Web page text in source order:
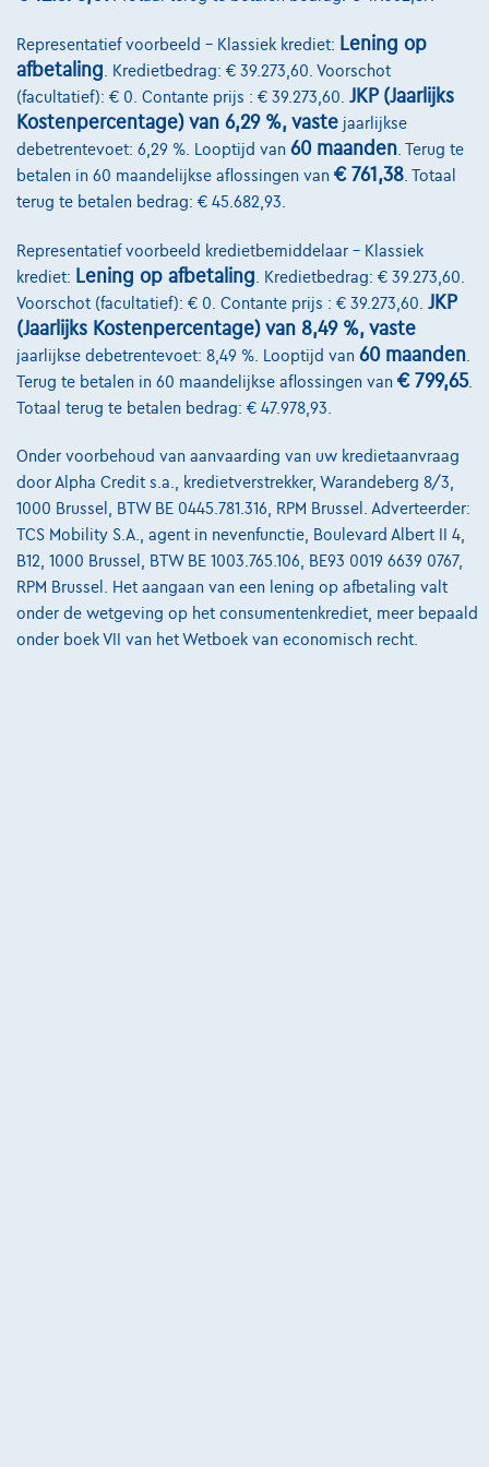
Ambition | 1.0 TSI 95 CV | CAMERA | CARPLAY | CLIM AUTO
02/2023
55.556 km Benzine Manueel 70 kW ( 95 PK )
€15.990 ✓BTW aftrekbaar
Vanaf€311,84/maandmet een laatste maandaflossing
van€4.309,34
Ontdek het volledige cijfervoorbeeld
Representatief voorbeeld – Klassiek krediet: Lening op
afbetaling . Kredietbedrag: € 39.273,60. Voorschot
(facultatief): € 0. Contante prijs : € 39.273,60. JKP (Jaarlijks
Kostenpercentage) van 6,29 %, vaste jaarlijkse
debetrentevoet: 6,29 %. Looptijd van 60 maanden . Terug te
betalen in 60 maandelijkse aflossingen van € 761,38 . Totaal
terug te betalen bedrag: € 45.682,93.
Representatief voorbeeld kredietbemiddelaar – Klassiek
krediet: Lening op afbetaling . Kredietbedrag: € 39.273,60.
Voorschot (facultatief): € 0. Contante prijs : € 39.273,60. JKP
(Jaarlijks Kostenpercentage) van 8,49 %, vaste
jaarlijkse debetrentevoet: 8,49 %. Looptijd van 60 maanden
Terug te betalen in 60 maandelijkse aflossingen van € 799,65.
Totaal terug te betalen bedrag: € 47.978,93.
Onder voorbehoud van aanvaarding van uw kredietaanvraag
door Alpha Credit s.a., kredietverstrekker, Warandeberg 8/3,
1000 Brussel, BTW BE 0445.781.316, RPM Brussel. Adverteerder:
TCS Mobility S.A., agent in nevenfunctie, Boulevard Albert II 4,
B12, 1000 Brussel, BTW BE 1003.765.106, BE93 0019 6639 0767,
RPM Brussel. Het aangaan van een lening op afbetaling valt
onder de wetgeving op het consumentenkrediet, meer bepaald
onder boek VII van het Wetboek van economisch recht.